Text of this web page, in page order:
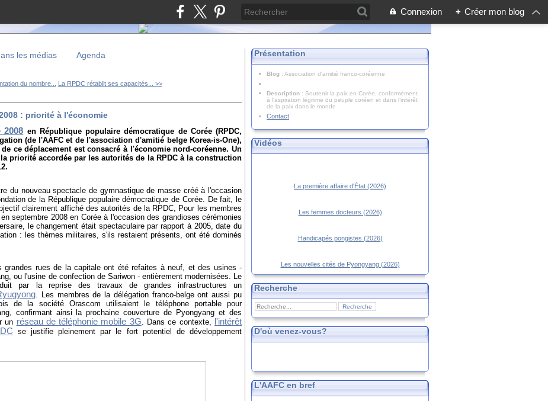
Connexion + Créer mon blog
les médias Agenda
du nombre... La RPDC rétablit ses capacités... >>
: priorité à l'économie
2008 en République populaire démocratique de Corée (RPDC,
(de l'AAFC et de l'association d'amitié belge Korea-is-One),
ce déplacement est consacré à l'économie nord-coréenne. Un
priorité accordée par les autorités de la RPDC à la construction
du nouveau spectacle de gymnastique de masse créé à l'occasion
de la République populaire démocratique de Corée. De fait, le
clairement affiché des autorités de la RPDC, Pour les membres
septembre 2008 en Corée à l'occasion des grandioses cérémonies
le changement était spectaculaire par rapport à 2005, date du
: les thèmes militaires, s'ils restaient présents, ont été dominés
grandes rues de la capitale ont été refaites à neuf, et des usines -
ou l'usine de confection de Sariwon - entièrement modernisées. Le
par la reprise des travaux de grandes infrastructures un
. Les membres de la délégation franco-belge ont aussi pu
de la société Orascom utilisaient le téléphone portable pour
confirmant ainsi la prochaine couverture de Pyongyang et des
un réseau de téléphonie mobile 3G. Dans ce contexte, l'intérêt
se justifie pleinement par le fort potentiel de développement
Présentation
Blog : Association d'amitié franco-coréenne
Description : Soutenir la paix en Corée, conformément
à l'aspiration légitime du peuple coréen et dans l’intérêt
de la paix dans le monde
Contact
Vidéos
La première affaire d'État (2026)
Les femmes docteurs (2026)
Handicapés pongistes (2026)
Les nouvelles cités de Pyongyang (2026)
Recherche
D'où venez-vous?
L'AAFC en bref